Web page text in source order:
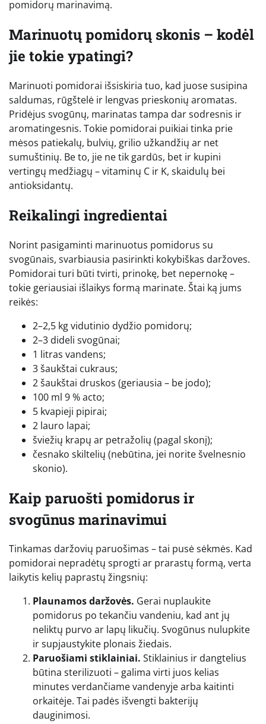
pomidorų marinavimą.
Marinuotų pomidorų skonis – kodėl
jie tokie ypatingi?
Marinuoti pomidorai išsiskiria tuo, kad juose susipina
saldumas, rūgštelė ir lengvas prieskonių aromatas.
Pridėjus svogūnų, marinatas tampa dar sodresnis ir
aromatingesnis. Tokie pomidorai puikiai tinka prie
mėsos patiekalų, bulvių, grilio užkandžių ar net
sumuštinių. Be to, jie ne tik gardūs, bet ir kupini
vertingų medžiagų – vitaminų C ir K, skaidulų bei
antioksidantų.
Reikalingi ingredientai
Norint pasigaminti marinuotus pomidorus su
svogūnais, svarbiausia pasirinkti kokybiškas daržoves.
Pomidorai turi būti tvirti, prinokę, bet nepernokę –
tokie geriausiai išlaikys formą marinate. Štai ką jums
reikės:
2–2,5 kg vidutinio dydžio pomidorų;
2–3 dideli svogūnai;
1 litras vandens;
3 šaukštai cukraus;
2 šaukštai druskos (geriausia – be jodo);
100 ml 9 % acto;
5 kvapieji pipirai;
2 lauro lapai;
šviežių krapų ar petražolių (pagal skonį);
česnako skiltelių (nebūtina, jei norite švelnesnio
skonio).
Kaip paruošti pomidorus ir
svogūnus marinavimui
Tinkamas daržovių paruošimas – tai pusė sėkmės. Kad
pomidorai nepradėtų sprogti ar prarastų formą, verta
laikytis kelių paprastų žingsnių:
Plaunamos daržovės. Gerai nuplaukite
pomidorus po tekančiu vandeniu, kad ant jų
neliktų purvo ar lapų likučių. Svogūnus nulupkite
ir supjaustykite plonais žiedais.
Paruošiami stiklainiai. Stiklainius ir dangtelius
būtina sterilizuoti – galima virti juos kelias
minutes verdančiame vandenyje arba kaitinti
orkaitėje. Tai padės išvengti bakterijų
dauginimosi.